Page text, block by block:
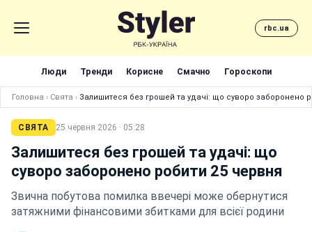
rbc.ua
Люди Тренди Корисне Смачно Гороскопи
Головна › Свята › Залишитеся без грошей та удачі: що суворо заборонено
СВЯТА 25 червня 2026 · 05:28
Залишитеся без грошей та удачі: що
суворо заборонено робити 25 червня
Звична побутова помилка ввечері може обернутися
затяжними фінансовими збитками для всієї родини